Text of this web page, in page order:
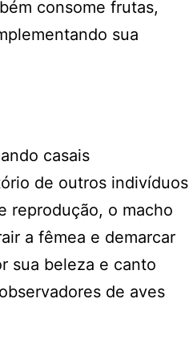
consome frutas,
sua
casais
de outros indivíduos
reprodução, o macho
a fêmea e demarcar
sua beleza e canto
de aves